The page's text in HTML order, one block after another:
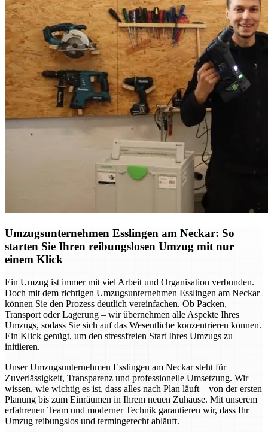
Umzugsunternehmen Esslingen am Neckar: So
starten Sie Ihren reibungslosen Umzug mit nur
einem Klick
Ein Umzug ist immer mit viel Arbeit und Organisation verbunden.
Doch mit dem richtigen Umzugsunternehmen Esslingen am Neckar
können Sie den Prozess deutlich vereinfachen. Ob Packen,
Transport oder Lagerung – wir übernehmen alle Aspekte Ihres
Umzugs, sodass Sie sich auf das Wesentliche konzentrieren können.
Ein Klick genügt, um den stressfreien Start Ihres Umzugs zu
initiieren.
Unser Umzugsunternehmen Esslingen am Neckar steht für
Zuverlässigkeit, Transparenz und professionelle Umsetzung. Wir
wissen, wie wichtig es ist, dass alles nach Plan läuft – von der ersten
Planung bis zum Einräumen in Ihrem neuen Zuhause. Mit unserem
erfahrenen Team und moderner Technik garantieren wir, dass Ihr
Umzug reibungslos und termingerecht abläuft.